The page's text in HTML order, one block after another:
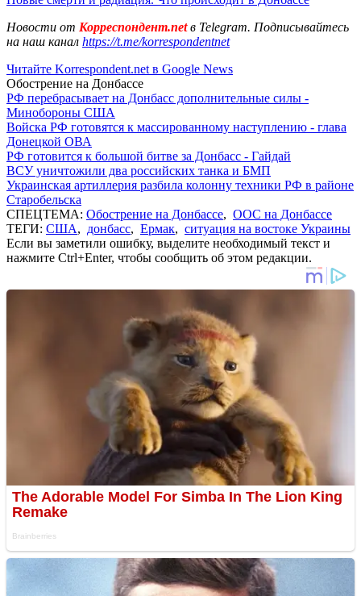
Новости от Корреспондент.netв Telegram. Подписывайтесь
на наш канал https://t.me/korrespondentnet
Читайте Korrespondent.net в Google News
Обострение на Донбассе
РФ перебрасывает на Донбасс дополнительные силы -
Минобороны США
Войска РФ готовятся к массированному наступлению - глава
Донецкой ОВА
РФ готовится к большой битве за Донбасс - Гайдай
ВСУ уничтожили два российских танка и БМП
Украинская артиллерия разбила колонну техники РФ в районе
Старобельска
СПЕЦТЕМА: Обострение на Донбассе, ООС на Донбассе
ТЕГИ: США, донбасс, Ермак, ситуация на востоке Украины
Если вы заметили ошибку, выделите необходимый текст и
нажмите Ctrl+Enter, чтобы сообщить об этом редакции.